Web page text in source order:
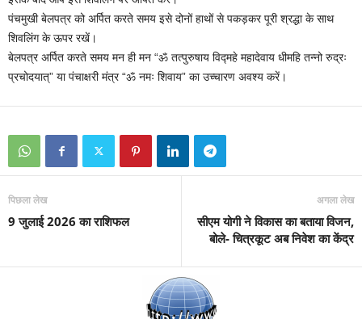
पंचमुखी बेलपत्र को अर्पित करते समय इसे दोनों हाथों से पकड़कर पूरी श्रद्धा के साथ
शिवलिंग के ऊपर रखें।
बेलपत्र अर्पित करते समय मन ही मन “ॐ तत्पुरुषाय विद्महे महादेवाय धीमहि तन्नो रुद्रः
प्रचोदयात्” या पंचाक्षरी मंत्र “ॐ नमः शिवाय” का उच्चारण अवश्य करें।
पिछला लेख
9 जुलाई 2026 का राशिफल
अगला लेख
सीएम योगी ने विकास का बताया विजन,
बोले- चित्रकूट अब निवेश का केंद्र